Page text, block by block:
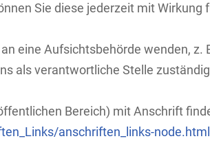
Sie diese jederzeit mit Wirkung
eine Aufsichtsbehörde wenden,
als verantwortliche Stelle
Bereich) mit Anschrift
anschriften_links-node.html